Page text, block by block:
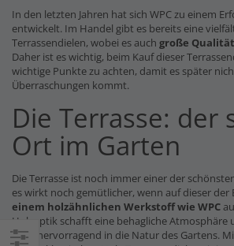
In den letzten Jahren hat sich WPC zu einem
entwickelt. Im Handel gibt es bereits eine
Terrassendielen, wobei es auch große
Daher ist es wichtig, beim Kauf dieser
wichtige Punkte zu achten, damit es später
Überraschungen kommt.
Die Terrasse: der
Ort im Garten
Die Terrasse ist noch immer einer der
es wirkt noch gemütlicher, wenn auf dieser der
einem holzähnlichen Werkstoff wie WPC
Holzoptik schafft eine behagliche Atmosphäre
auch hervorragend in die Natur des Gartens.